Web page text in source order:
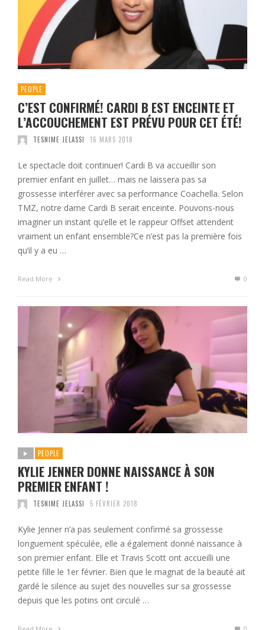
PEOPLE
C’EST CONFIRMÉ! CARDI B EST ENCEINTE ET
L’ACCOUCHEMENT EST PRÉVU POUR CET ÉTÉ!
TESNIME JELASSI 16 MARS 2018
Le spectacle doit continuer! Cardi B va accueillir son
premier enfant en juillet… mais ne laissera pas sa
grossesse interférer avec sa performance Coachella. Selon
TMZ, notre dame Cardi B serait enceinte. Pouvons-nous
imaginer un instant qu’elle et le rappeur Offset attendent
vraiment un enfant ensemble?Ce n’est pas la première fois
qu’il y a eu …
Read More 0
PEOPLE
KYLIE JENNER DONNE NAISSANCE À SON
PREMIER ENFANT !
TESNIME JELASSI 5 FÉVRIER 2018
Kylie Jenner n’a pas seulement confirmé sa grossesse
longuement spéculée, elle a également donné naissance à
son premier enfant. Elle et Travis Scott ont accueilli une
petite fille le 1er février. Bien que le magnat de la beauté ait
gardé le silence au sujet des nouvelles sur sa grossesse
depuis que les potins ont circulé …